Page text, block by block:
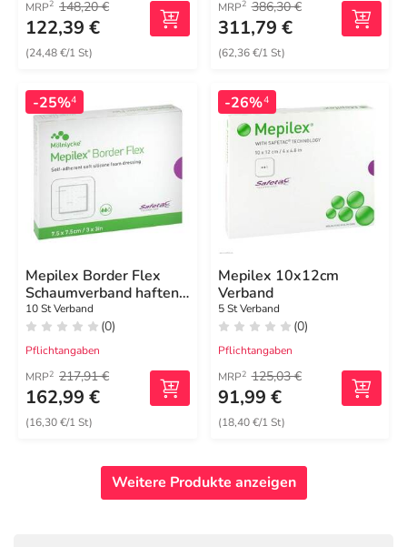
MRP2 148,20 €
122,39 €
(24,48 €/1 St)
MRP2 386,30 €
311,79 €
(62,36 €/1 St)
-25%4
Mepilex Border Flex
Schaumverband haftend
7,5x7,5 cm
10 St Verband
(0)
Pflichtangaben
MRP2 217,91 €
162,99 €
(16,30 €/1 St)
-26%4
Mepilex 10x12cm
Verband
5 St Verband
(0)
Pflichtangaben
MRP2 125,03 €
91,99 €
(18,40 €/1 St)
Weitere Produkte anzeigen